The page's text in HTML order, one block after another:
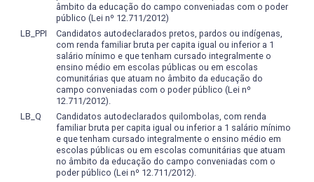
âmbito da educação do campo conveniadas com o poder
público (Lei nº 12.711/2012)
LB_PPI
Candidatos autodeclarados pretos, pardos ou indígenas,
com renda familiar bruta per capita igual ou inferior a 1
salário mínimo e que tenham cursado integralmente o
ensino médio em escolas públicas ou em escolas
comunitárias que atuam no âmbito da educação do
campo conveniadas com o poder público (Lei nº
12.711/2012).
LB_Q
Candidatos autodeclarados quilombolas, com renda
familiar bruta per capita igual ou inferior a 1 salário mínimo
e que tenham cursado integralmente o ensino médio em
escolas públicas ou em escolas comunitárias que atuam
no âmbito da educação do campo conveniadas com o
poder público (Lei nº 12.711/2012).